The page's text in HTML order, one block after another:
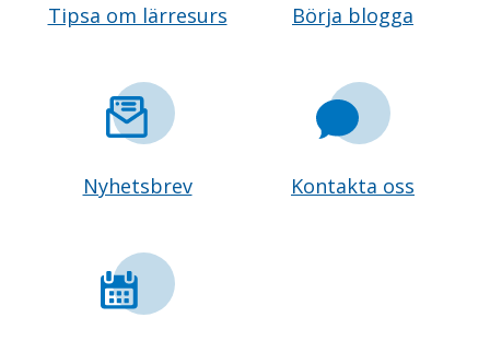
Tipsa om lärresurs Börja blogga
Nyhetsbrev Kontakta oss